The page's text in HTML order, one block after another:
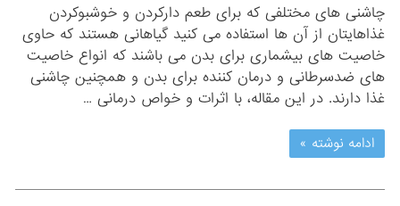
چاشنی های مختلفی که برای طعم دارکردن و خوشبوکردن
غذاهایتان از آن ها استفاده می کنید گیاهانی هستند که حاوی
خاصیت های بیشماری برای بدن می باشند که انواع خاصیت
های ضدسرطانی و درمان کننده برای بدن و همچنین چاشنی
غذا دارند. در این مقاله، با اثرات و خواص درمانی …
ادامه نوشته »